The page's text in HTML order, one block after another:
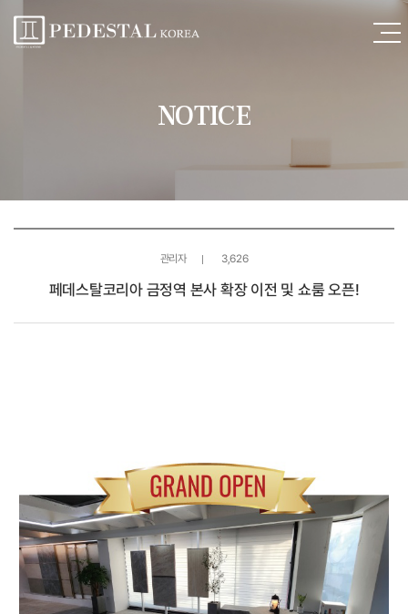
NOTICE
관리자 3,626
페데스탈코리아 금정역 본사 확장 이전 및 쇼룸 오픈!